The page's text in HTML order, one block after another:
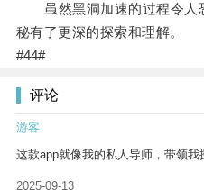
虽然黑洞加速的过程令人
秘有了更深的探索和理解。
#44#
评论
游客
这款app就像我的私人导师，带领我
2025-09-13